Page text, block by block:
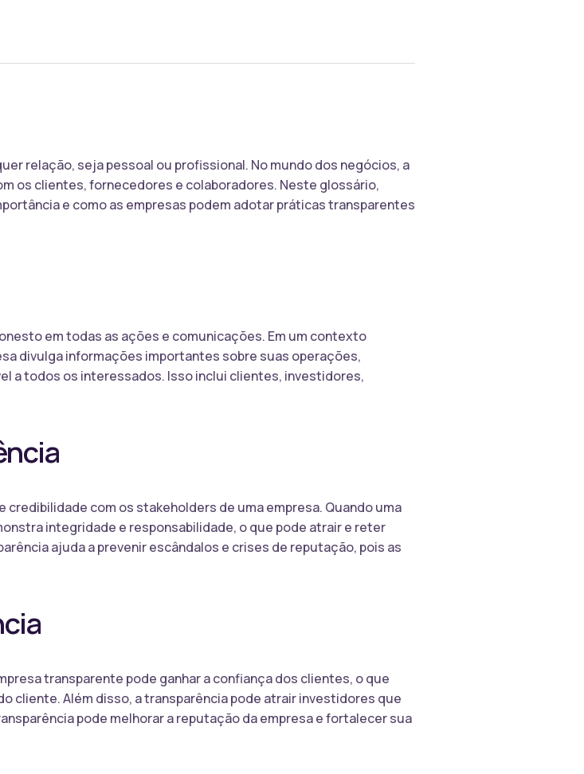
relação, seja pessoal ou profissional. No mundo dos negócios, a
os clientes, fornecedores e colaboradores. Neste glossário,
e como as empresas podem adotar práticas transparentes
em todas as ações e comunicações. Em um contexto
divulga informações importantes sobre suas operações,
a todos os interessados. Isso inclui clientes, investidores,
com os stakeholders de uma empresa. Quando uma
integridade e responsabilidade, o que pode atrair e reter
ajuda a prevenir escândalos e crises de reputação, pois as
transparente pode ganhar a confiança dos clientes, o que
cliente. Além disso, a transparência pode atrair investidores que
pode melhorar a reputação da empresa e fortalecer sua